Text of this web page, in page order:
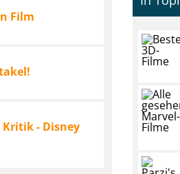
Film
Kritik - Disney